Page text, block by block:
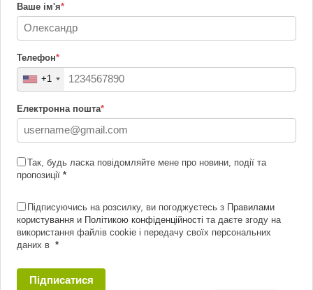
Ваше ім'я*
Телефон*
+1
Електронна пошта*
Так, будь ласка повідомляйте мене про новини, події та
пропозиції *
Підписуючись на розсилку, ви погоджуєтесь з Правилами
користування и Політикою конфіденційності та даєте згоду на
використання файлів cookie і передачу своїх персональних
даних в *
Підписатися